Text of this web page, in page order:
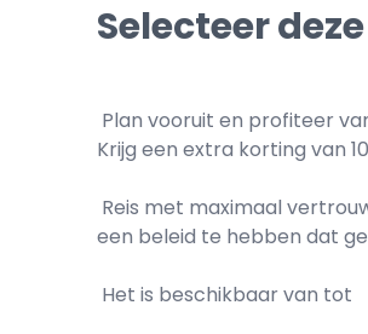
Selecteer
Plan vooruit en profiteer
Krijg een extra korting van
Reis met maximaal
een ​​beleid te hebben dat
Het is beschikbaar van tot